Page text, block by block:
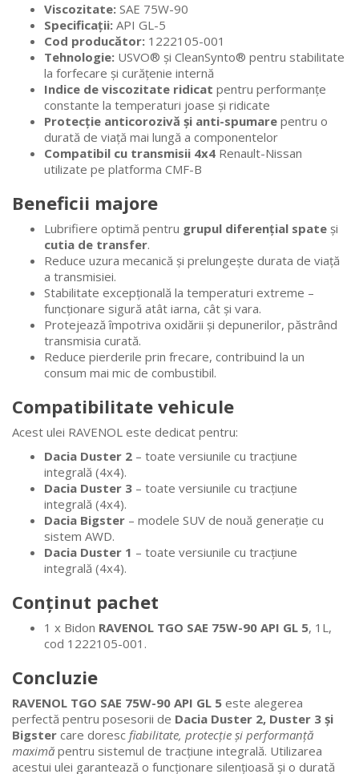
Viscozitate: SAE 75W-90
Specificații: API GL-5
Cod producător: 1222105-001
Tehnologie: USVO® și CleanSynto® pentru stabilitate
la forfecare și curățenie internă
Indice de viscozitate ridicat pentru performanțe
constante la temperaturi joase și ridicate
Protecție anticorozivă și anti-spumare pentru o
durată de viață mai lungă a componentelor
Compatibil cu transmisii 4x4 Renault-Nissan
utilizate pe platforma CMF-B
Beneficii majore
Lubrifiere optimă pentru grupul diferențial spate și
cutia de transfer.
Reduce uzura mecanică și prelungește durata de viață
a transmisiei.
Stabilitate excepțională la temperaturi extreme –
funcționare sigură atât iarna, cât și vara.
Protejează împotriva oxidării și depunerilor, păstrând
transmisia curată.
Reduce pierderile prin frecare, contribuind la un
consum mai mic de combustibil.
Compatibilitate vehicule
Acest ulei RAVENOL este dedicat pentru:
Dacia Duster 2 – toate versiunile cu tracțiune
integrală (4x4).
Dacia Duster 3 – toate versiunile cu tracțiune
integrală (4x4).
Dacia Bigster – modele SUV de nouă generație cu
sistem AWD.
Dacia Duster 1 – toate versiunile cu tracțiune
integrală (4x4).
Conținut pachet
1 x Bidon RAVENOL TGO SAE 75W-90 API GL 5, 1L,
cod 1222105-001.
Concluzie
RAVENOL TGO SAE 75W-90 API GL 5 este alegerea
perfectă pentru posesorii de Dacia Duster 2, Duster 3 și
Bigster care doresc fiabilitate, protecție și performanță
maximă pentru sistemul de tracțiune integrală. Utilizarea
acestui ulei garantează o funcționare silențioasă și o durată